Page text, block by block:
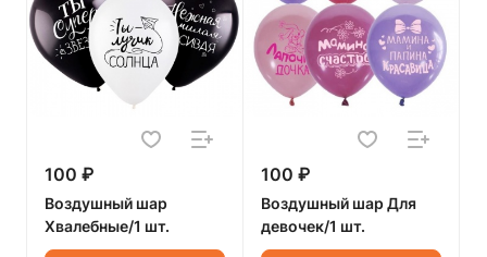
100 ₽
Воздушный шар
Хвалебные/1 шт.
100 ₽
Воздушный шар Для
девочек/1 шт.